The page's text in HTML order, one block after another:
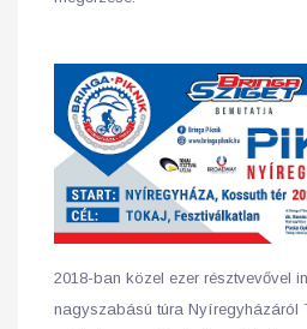
2018-ban közel ezer résztvevővel
nagyszabású túra Nyíregyházáról